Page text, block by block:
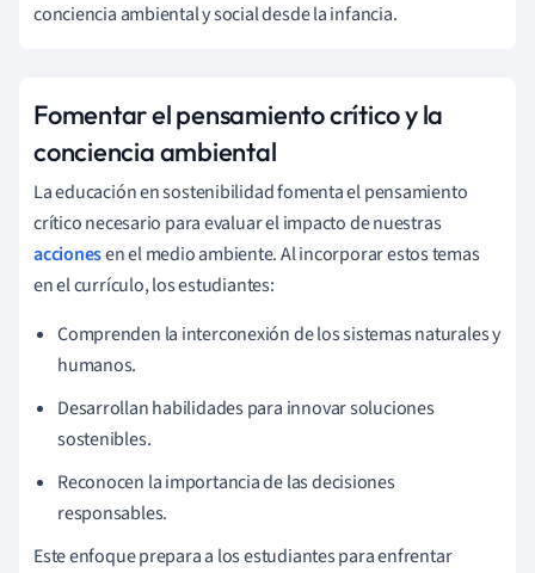
conciencia ambiental y social desde la infancia.
Fomentar el pensamiento crítico y la
conciencia ambiental
La educación en sostenibilidad fomenta el pensamiento
crítico necesario para evaluar el impacto de nuestras
accionesen el medio ambiente. Al incorporar estos temas
en el currículo, los estudiantes:
Comprenden la interconexión de los sistemas naturales y
humanos.
Desarrollan habilidades para innovar soluciones
sostenibles.
Reconocen la importancia de las decisiones
responsables.
Este enfoque prepara a los estudiantes para enfrentar